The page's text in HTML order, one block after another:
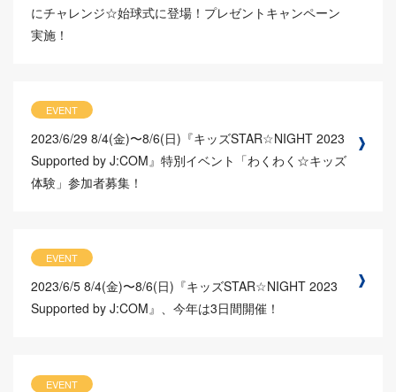
にチャレンジ☆始球式に登場！プレゼントキャンペーン
実施！
EVENT
2023/6/29 8/4(金)〜8/6(日)『キッズSTAR☆NIGHT 2023
Supported by J:COM』特別イベント「わくわく☆キッズ
体験」参加者募集！
EVENT
2023/6/5 8/4(金)〜8/6(日)『キッズSTAR☆NIGHT 2023
Supported by J:COM』、今年は3日間開催！
EVENT